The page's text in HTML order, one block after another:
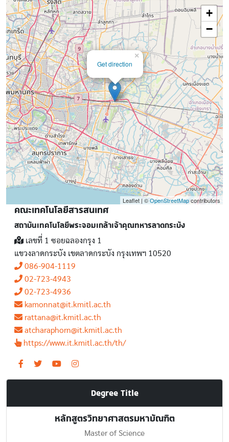
Get direction
×
+
−
Leaflet | ©OpenStreetMapcontributors
คณะเทคโนโลยีสารสนเทศ
สถาบันเทคโนโลยีพระจอมเกล้าเจ้าคุณทหารลาดกระบัง
เลขที่ 1 ซอยฉลองกรุง 1
แขวงลาดกระบัง เขตลาดกระบัง กรุงเทพฯ 10520
086-904-1119
02-723-4943
02-723-4936
kamonnat@it.kmitl.ac.th
rattana@it.kmitl.ac.th
atcharaphorn@it.kmitl.ac.th
https://www.it.kmitl.ac.th/th/
Degree Title
หลักสูตรวิทยาศาสตรมหาบัณฑิต
Master of Science